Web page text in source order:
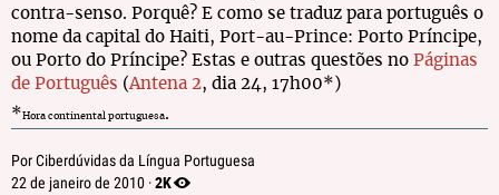
Por Ciberdúvidas da Língua Portuguesa
22 de janeiro de 2010 ·2K
contra-senso. Porquê? E como se traduz para português o
nome da capital do Haiti, Port-au-Prince: Porto Príncipe,
ou Porto do Príncipe? Estas e outras questões no Páginas
de Português (Antena 2, dia 24, 17h00*)
*Hora continental portuguesa.